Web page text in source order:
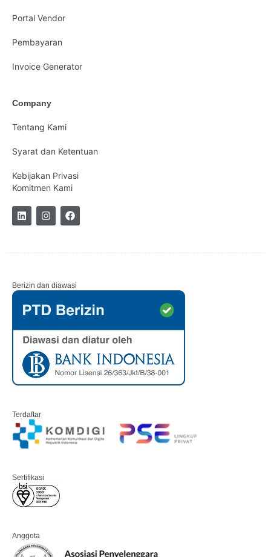
Portal Vendor
Pembayaran
Invoice Generator
Company
Tentang Kami
Syarat dan Ketentuan
Kebijakan Privasi
Komitmen Kami
Berizin dan diawasi
Terdaftar
Sertifikasi
Anggota